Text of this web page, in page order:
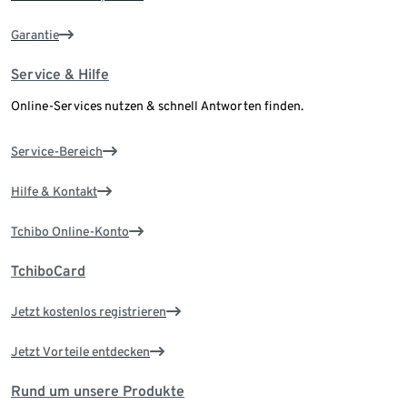
Garantie
Service & Hilfe
Online-Services nutzen & schnell Antworten finden.
Service-Bereich
Hilfe & Kontakt
Tchibo Online-Konto
TchiboCard
Jetzt kostenlos registrieren
Jetzt Vorteile entdecken
Rund um unsere Produkte